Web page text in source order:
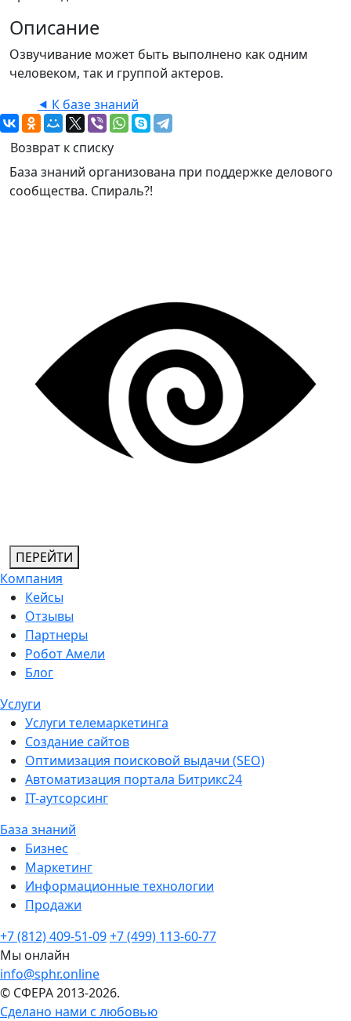
Описание
Озвучивание может быть выполнено как одним
человеком, так и группой актеров.
⯇ К базе знаний
Возврат к списку
База знаний организована при поддержке делового
сообщества. Спираль?!
ПЕРЕЙТИ
Компания
Кейсы
Отзывы
Партнеры
Робот Амели
Блог
Услуги
Услуги телемаркетинга
Создание сайтов
Оптимизация поисковой выдачи (SEO)
Автоматизация портала Битрикс24
IT-аутсорсинг
База знаний
Бизнес
Маркетинг
Информационные технологии
Продажи
+7 (812) 409-51-09+7 (499) 113-60-77
Мы онлайн
info@sphr.online
© СФЕРА 2013-2026.
Сделано нами с любовью